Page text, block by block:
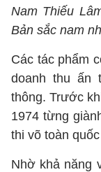
Nam Thiếu
Bản sắc nam
Các tác phẩm
doanh thu ấn
thông. Trước
1974 từng
thi võ toàn
Nhờ khả năng